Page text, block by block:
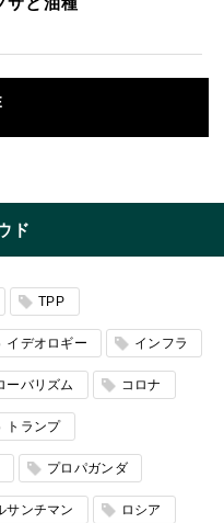
ド
TPP
イデオロギー インフラ
ーバリズム コロナ
トランプ
プロパガンダ
サンチマン ロシア